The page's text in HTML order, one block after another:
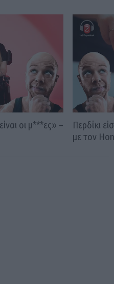
οι μ***ες» –
Περδίκι
με τον